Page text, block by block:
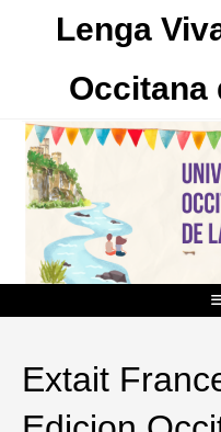
Lenga
Occitana
Extait